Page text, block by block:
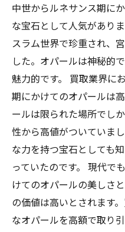
中世からルネサンス期に
な宝石として人気があり
スラム世界で珍重され、
した。オパールは神秘的
魅力的です。 買取業界に
期にかけてのオパールは
ールは限られた場所でし
性から高値がついていま
な力を持つ宝石としても
っていたのです。 現代で
けてのオパールの美しさ
の価値は高いとされます
なオパールを高額で取り